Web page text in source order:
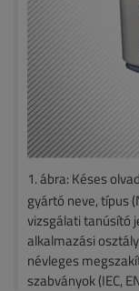
1. ábra: Késes
gyártó neve, típus
vizsgálati tanúsító
alkalmazási
névleges
szabványok (IEC,